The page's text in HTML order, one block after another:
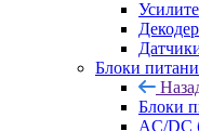
Блоки
Блоки
AC/DC